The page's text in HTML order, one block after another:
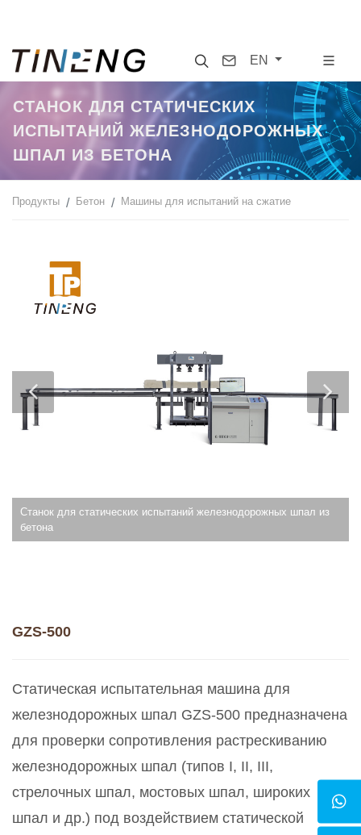
SearchContact
EN
СТАНОК ДЛЯ СТАТИЧЕСКИХ
ИСПЫТАНИЙ ЖЕЛЕЗНОДОРОЖНЫХ
ШПАЛ ИЗ БЕТОНА
Продукты Бетон Машины для испытаний на сжатие
Станок для статических испытаний железнодорожных шпал из
бетона
GZS-500
Статическая испытательная машина для
железнодорожных шпал GZS-500 предназначена
для проверки сопротивления растрескиванию
железнодорожных шпал (типов I, II, III,
стрелочных шпал, мостовых шпал, широких
шпал и др.) под воздействием статической